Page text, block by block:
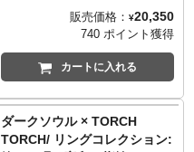
初回入荷: 2018年3月
15号/円周55.5mm
──────────────────
■マテリアル
シルバー925／キュービックジル
──────────────────
■原型制作
赤尾慎也 （HEADLONG）
ル』の空気や情緒を感じられる
ように細心の注意を払った自信
の一品です。シルバー925による
独特の、身に着けるほどに生じ
るくすみや黒ずみといった味わ
的に荒い仕上げや傷を施してお
ります。
TORCH（トーチトーチ）」。
『ダークソウル』『ダークソウ
ルIII』に登場、身に着けると最
大装備重量が増える、多くのプ
レイヤーが重宝した「ハベルの
指輪」。ゲーム中のデザインに
忠実な立体化をおこない、日常
で着用可能な高級感漂うリング
に仕上げました。真鍮製のベー
販売価格： ¥20,350
740 ポイント獲得
カートに入れる
ダークソウル × TORCH
TORCH/ リングコレクション: